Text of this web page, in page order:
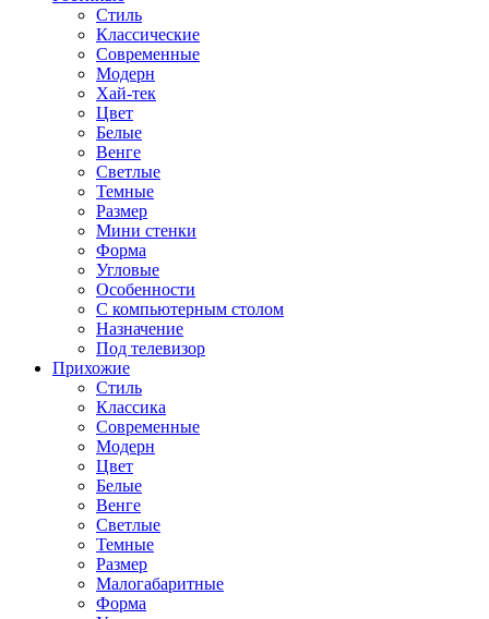
Стиль
Классические
Современные
Модерн
Хай-тек
Цвет
Белые
Венге
Светлые
Темные
Размер
Мини стенки
Форма
Угловые
Особенности
С компьютерным столом
Назначение
Под телевизор
Прихожие
Стиль
Классика
Современные
Модерн
Цвет
Белые
Венге
Светлые
Темные
Размер
Малогабаритные
Форма